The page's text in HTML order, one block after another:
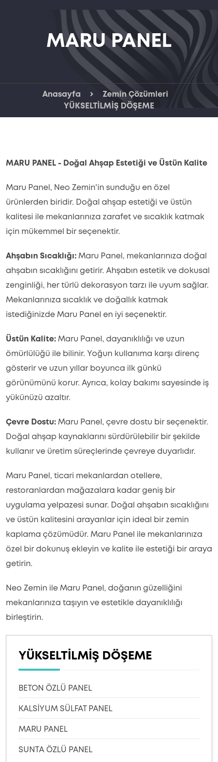
MARU PANEL
Anasayfa
Zemin Çözümleri
YÜKSELTİLMİŞ DÖŞEME
MARU PANEL - Doğal Ahşap Estetiği ve Üstün Kalite
Maru Panel, Neo Zemin'in sunduğu en özel
ürünlerden biridir. Doğal ahşap estetiği ve üstün
kalitesi ile mekanlarınıza zarafet ve sıcaklık katmak
için mükemmel bir seçenektir.
Ahşabın Sıcaklığı: Maru Panel, mekanlarınıza doğal
ahşabın sıcaklığını getirir. Ahşabın estetik ve dokusal
zenginliği, her türlü dekorasyon tarzı ile uyum sağlar.
Mekanlarınıza sıcaklık ve doğallık katmak
istediğinizde Maru Panel en iyi seçenektir.
Üstün Kalite: Maru Panel, dayanıklılığı ve uzun
ömürlülüğü ile bilinir. Yoğun kullanıma karşı direnç
gösterir ve uzun yıllar boyunca ilk günkü
görünümünü korur. Ayrıca, kolay bakımı sayesinde iş
yükünüzü azaltır.
Çevre Dostu: Maru Panel, çevre dostu bir seçenektir.
Doğal ahşap kaynaklarını sürdürülebilir bir şekilde
kullanır ve üretim süreçlerinde çevreye duyarlıdır.
Maru Panel, ticari mekanlardan otellere,
restoranlardan mağazalara kadar geniş bir
uygulama yelpazesi sunar. Doğal ahşabın sıcaklığını
ve üstün kalitesini arayanlar için ideal bir zemin
kaplama çözümüdür. Maru Panel ile mekanlarınıza
özel bir dokunuş ekleyin ve kalite ile estetiği bir araya
getirin.
Neo Zemin ile Maru Panel, doğanın güzelliğini
mekanlarınıza taşıyın ve estetikle dayanıklılığı
birleştirin.
YÜKSELTİLMİŞ DÖŞEME
BETON ÖZLÜ PANEL
KALSİYUM SÜLFAT PANEL
MARU PANEL
SUNTA ÖZLÜ PANEL